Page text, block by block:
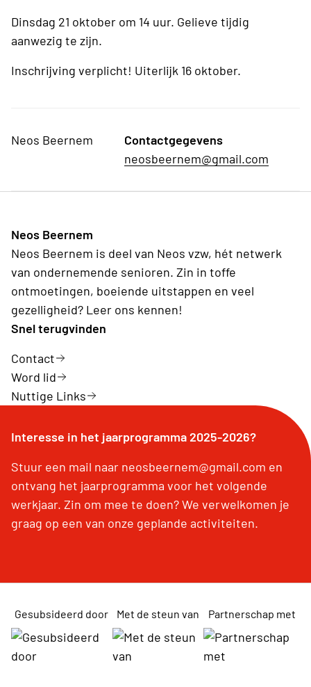
Dinsdag 21 oktober om 14 uur. Gelieve tijdig
aanwezig te zijn.
Inschrijving verplicht! Uiterlijk 16 oktober.
Neos Beernem
Contactgegevens
neosbeernem@gmail.com
Neos Beernem
Neos Beernem is deel van Neos vzw, hét netwerk
van ondernemende senioren. Zin in toffe
ontmoetingen, boeiende uitstappen en veel
gezelligheid? Leer ons kennen!
Snel terugvinden
Contact
Word lid
Nuttige Links
Interesse in het jaarprogramma 2025-2026?
Stuur een mail naar neosbeernem@gmail.com en
ontvang het jaarprogramma voor het volgende
werkjaar. Zin om mee te doen? We verwelkomen je
graag op een van onze geplande activiteiten.
Gesubsideerd door Met de steun van Partnerschap met